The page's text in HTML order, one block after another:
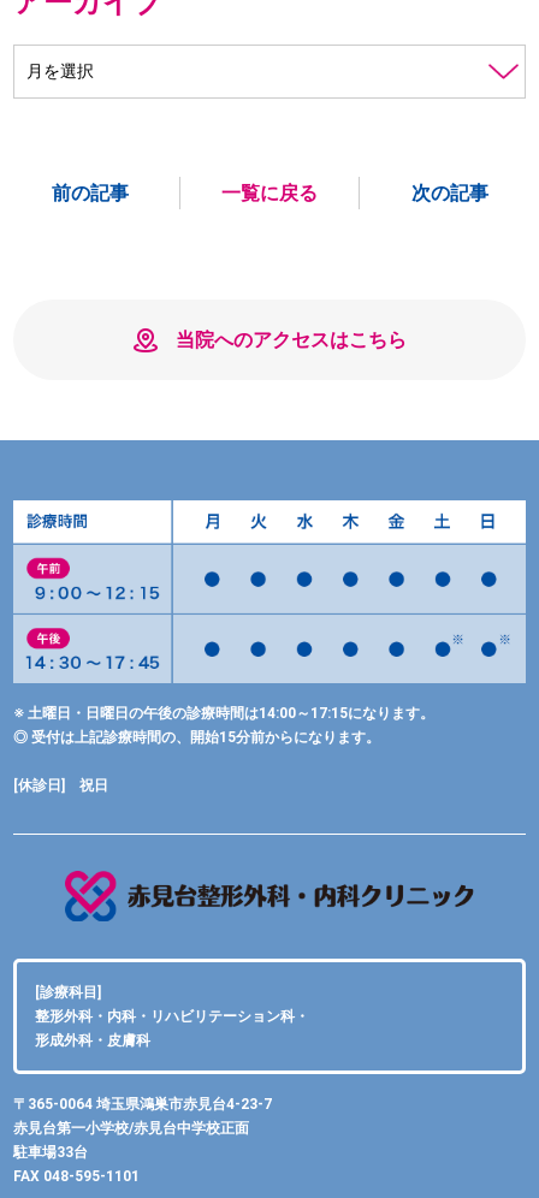
前の記事 一覧に戻る 次の記事
当院へのアクセスはこちら
※ 土曜日・日曜日の午後の診療時間は14:00～17:15になります。
◎ 受付は上記診療時間の、開始15分前からになります。
[休診日] 祝日
[診療科目]
整形外科・内科・リハビリテーション科・
形成外科・皮膚科
〒365-0064 埼玉県鴻巣市赤見台4-23-7
赤見台第一小学校/赤見台中学校正面
駐車場33台
FAX 048-595-1101